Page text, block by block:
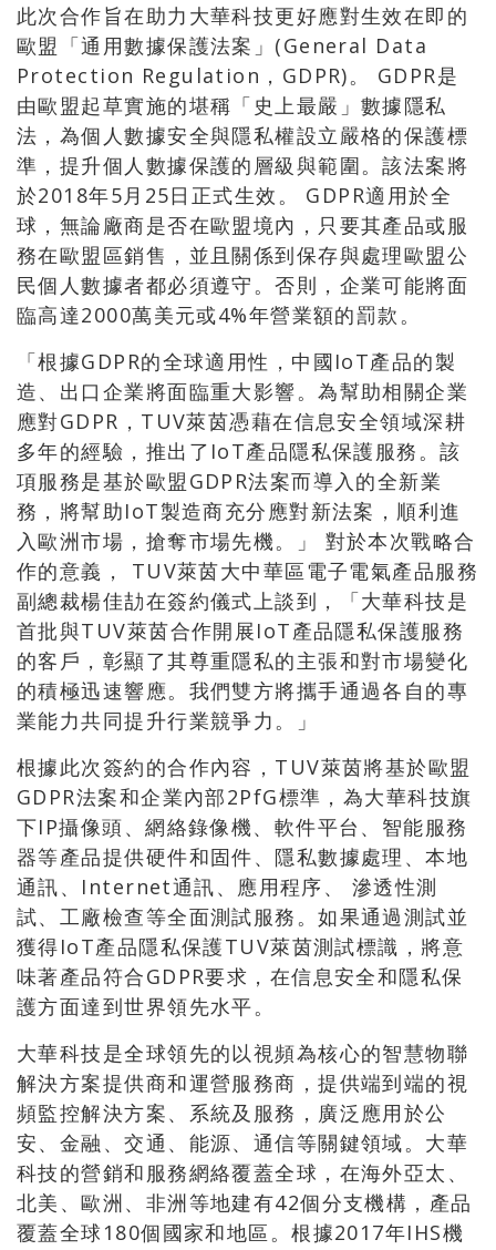
此次合作旨在助力大華科技更好應對生效在即的
歐盟「通用數據保護法案」(General Data
Protection Regulation，GDPR)。 GDPR是
由歐盟起草實施的堪稱「史上最嚴」數據隱私
法，為個人數據安全與隱私權設立嚴格的保護標
準，提升個人數據保護的層級與範圍。該法案將
於2018年5月25日正式生效。 GDPR適用於全
球，無論廠商是否在歐盟境內，只要其產品或服
務在歐盟區銷售，並且關係到保存與處理歐盟公
民個人數據者都必須遵守。否則，企業可能將面
臨高達2000萬美元或4%年營業額的罰款。
「根據GDPR的全球適用性，中國IoT產品的製
造、出口企業將面臨重大影響。為幫助相關企業
應對GDPR，TUV萊茵憑藉在信息安全領域深耕
多年的經驗，推出了IoT產品隱私保護服務。該
項服務是基於歐盟GDPR法案而導入的全新業
務，將幫助IoT製造商充分應對新法案，順利進
入歐洲市場，搶奪市場先機。」 對於本次戰略合
作的意義， TUV萊茵大中華區電子電氣產品服務
副總裁楊佳劼在簽約儀式上談到，「大華科技是
首批與TUV萊茵合作開展IoT產品隱私保護服務
的客戶，彰顯了其尊重隱私的主張和對市場變化
的積極迅速響應。我們雙方將攜手通過各自的專
業能力共同提升行業競爭力。」
根據此次簽約的合作內容，TUV萊茵將基於歐盟
GDPR法案和企業內部2PfG標準，為大華科技旗
下IP攝像頭、網絡錄像機、軟件平台、智能服務
器等產品提供硬件和固件、隱私數據處理、本地
通訊、Internet通訊、應用程序、 滲透性測
試、工廠檢查等全面測試服務。如果通過測試並
獲得IoT產品隱私保護TUV萊茵測試標識，將意
味著產品符合GDPR要求，在信息安全和隱私保
護方面達到世界領先水平。
大華科技是全球領先的以視頻為核心的智慧物聯
解決方案提供商和運營服務商，提供端到端的視
頻監控解決方案、系統及服務，廣泛應用於公
安、金融、交通、能源、通信等關鍵領域。大華
科技的營銷和服務網絡覆蓋全球，在海外亞太、
北美、歐洲、非洲等地建有42個分支機構，產品
覆蓋全球180個國家和地區。根據2017年IHS機